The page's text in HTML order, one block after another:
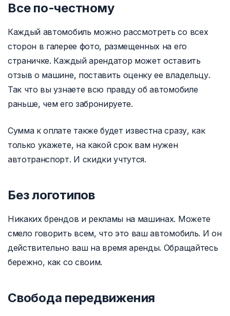
Все по-честному
Каждый автомобиль можно рассмотреть со всех
сторон в галерее фото, размещенных на его
страничке. Каждый арендатор может оставить
отзыв о машине, поставить оценку ее владельцу.
Так что вы узнаете всю правду об автомобиле
раньше, чем его забронируете.
Сумма к оплате также будет известна сразу, как
только укажете, на какой срок вам нужен
автотранспорт. И скидки учтутся.
Без логотипов
Никаких брендов и рекламы на машинах. Можете
смело говорить всем, что это ваш автомобиль. И он
действительно ваш на время аренды. Обращайтесь
бережно, как со своим.
Свобода передвижения